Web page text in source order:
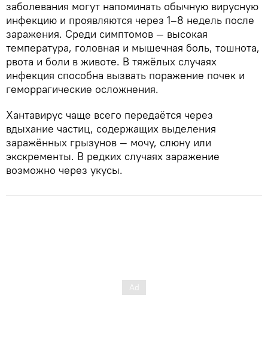
заболевания могут напоминать обычную вирусную
инфекцию и проявляются через 1–8 недель после
заражения. Среди симптомов — высокая
температура, головная и мышечная боль, тошнота,
рвота и боли в животе. В тяжёлых случаях
инфекция способна вызвать поражение почек и
геморрагические осложнения.
Хантавирус чаще всего передаётся через
вдыхание частиц, содержащих выделения
заражённых грызунов — мочу, слюну или
экскременты. В редких случаях заражение
возможно через укусы.